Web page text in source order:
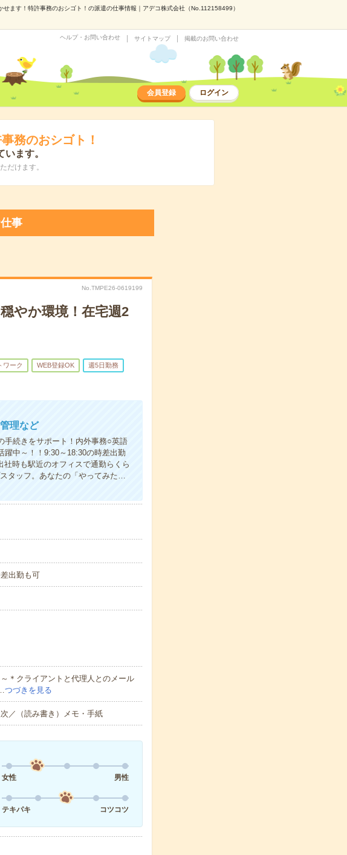
せます！特許事務のおシゴト！の派遣の仕事情報｜アデコ株式会社（No.112158499）
ヘルプ・お問い合わせ サイトマップ 掲載のお問い合わせ
会員登録 ログイン
務のおシゴト！
ます。
だけます。
事
No.TMPE26-0619199
やか環境！在宅週2
ワーク WEB登録OK 週5日勤務
理など
手続きをサポート！内外事務○英語
躍中～！！9:30～18:30の時差出勤
時も駅近のオフィスで通勤らくら
タッフ。あなたの「やってみた…
出勤も可
＊クライアントと代理人とのメール
つづきを見る
／（読み書き）メモ・手紙
女性
男性
テキパキ
コツコツ